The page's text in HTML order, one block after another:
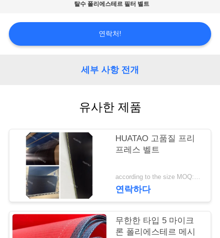
품
요
탈수 폴리에스테르 필터 벨트
연락처!
세부 사항 전개
유사한 제품
HUATAO 고품질 프리
프레스 벨트
according to the size MOQ:12 PC
연락하다
무한한 타입 5 마이크
론 폴리에스테르 메시